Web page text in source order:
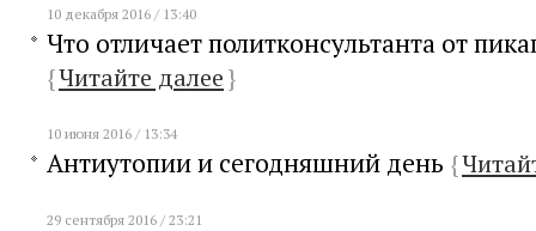
10 декабря 2016 / 13:40
Что отличает политконсультанта от
{Читайте далее}
10 июня 2016 / 13:34
Антиутопии и сегодняшний день {
29 сентября 2016 / 23:21